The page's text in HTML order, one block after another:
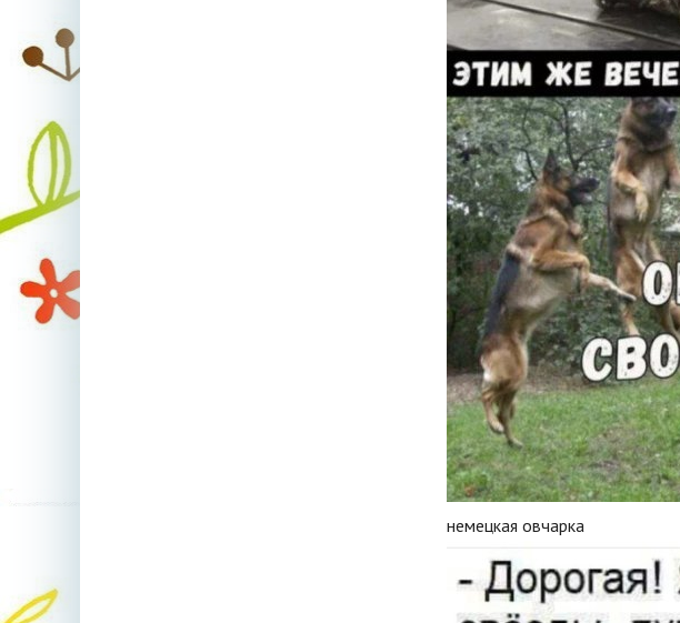
немецкая овчарка